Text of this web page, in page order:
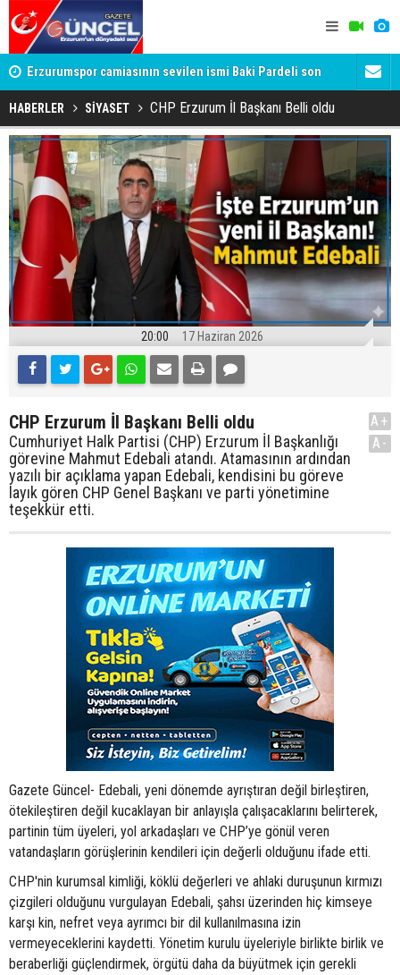
Erzurumspor camiasının sevilen ismi Baki Pardeli son
yolculuğuna uğurlandı
HABERLER SİYASET CHP Erzurum İl Başkanı Belli oldu
20:00 17 Haziran 2026
CHP Erzurum İl Başkanı Belli oldu
Cumhuriyet Halk Partisi (CHP) Erzurum İl Başkanlığı
görevine Mahmut Edebali atandı. Atamasının ardından
yazılı bir açıklama yapan Edebali, kendisini bu göreve
layık gören CHP Genel Başkanı ve parti yönetimine
teşekkür etti.
A+
A-
Gazete Güncel- Edebali, yeni dönemde ayrıştıran değil birleştiren,
ötekileştiren değil kucaklayan bir anlayışla çalışacaklarını belirterek,
partinin tüm üyeleri, yol arkadaşları ve CHP’ye gönül veren
vatandaşların görüşlerinin kendileri için değerli olduğunu ifade etti.
CHP'nin kurumsal kimliği, köklü değerleri ve ahlaki duruşunun kırmızı
çizgileri olduğunu vurgulayan Edebali, şahsı üzerinden hiç kimseye
karşı kin, nefret veya ayrımcı bir dil kullanılmasına izin
vermeyeceklerini kaydetti. Yönetim kurulu üyeleriyle birlikte birlik ve
beraberliği güçlendirmek, örgütü daha da büyütmek için gerekli